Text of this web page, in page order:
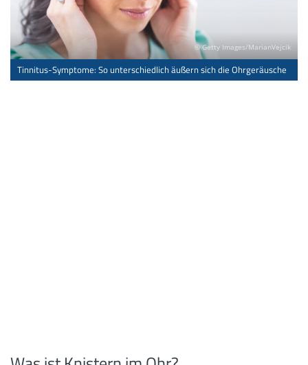
© Getty Images/MarianVejcik
Tinnitus-Symptome: So unterschiedlich äußern sich die Ohrgeräusche